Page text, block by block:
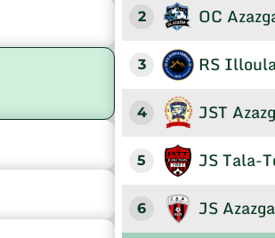
2 OC
3 RS
4 JST
5 JS Tala-
6 JS Azazga